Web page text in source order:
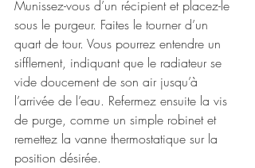
Munissez-vous d’un récipient et placez-le
sous le purgeur. Faites le tourner d’un
quart de tour. Vous pourrez entendre un
sifflement, indiquant que le radiateur se
vide doucement de son air jusqu’à
l’arrivée de l’eau. Refermez ensuite la vis
de purge, comme un simple robinet et
remettez la vanne thermostatique sur la
position désirée.